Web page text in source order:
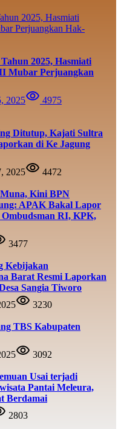
2025, Hasmiati
Mubar Perjuangkan
2025 4975
Ditutup, Kajati Sultra
di Ke Jagung
2025
4472
Kini BPN
APAK Bakal Lapor
RI, KPK,
3477
Kebijakan
Barat Resmi Laporkan
Sangia Tiworo
3230
TBS Kabupaten
3092
Usai terjadi
Pantai Meleura,
Berdamai
2803